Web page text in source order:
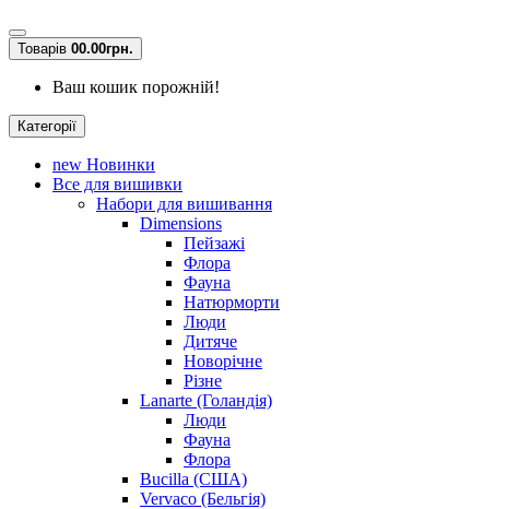
Товарів 00.00грн.
Ваш кошик порожній!
Категорії
new Новинки
Все для вишивки
Набори для вишивання
Dimensions
Пейзажі
Флора
Фауна
Натюрморти
Люди
Дитяче
Новорічне
Різне
Lanarte (Голандія)
Люди
Фауна
Флора
Bucilla (США)
Vervaco (Бельгія)